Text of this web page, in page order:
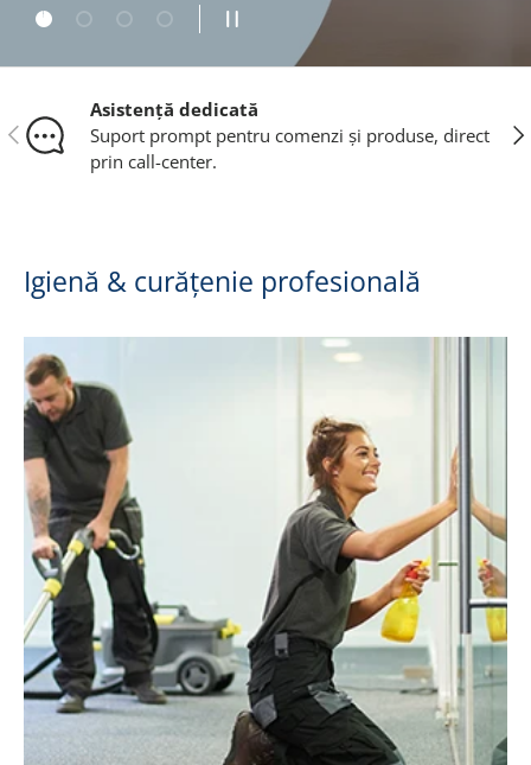
Încarcă diapozitiv 1 din 4
Încarcă diapozitiv 2 din 4
Încarcă diapozitiv 3 din 4
Încarcă diapozitiv 4 din 4
Pauză slideshow
Anterior
Asistență dedicată
Suport prompt pentru comenzi și produse, direct
prin call-center.
Igienă & curățenie profesională